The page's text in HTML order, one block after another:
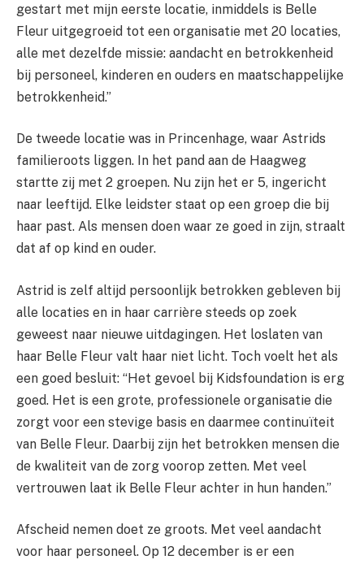
gestart met mijn eerste locatie, inmiddels is Belle
Fleur uitgegroeid tot een organisatie met 20 locaties,
alle met dezelfde missie: aandacht en betrokkenheid
bij personeel, kinderen en ouders en maatschappelijke
betrokkenheid.”
De tweede locatie was in Princenhage, waar Astrids
familieroots liggen. In het pand aan de Haagweg
startte zij met 2 groepen. Nu zijn het er 5, ingericht
naar leeftijd. Elke leidster staat op een groep die bij
haar past. Als mensen doen waar ze goed in zijn, straalt
dat af op kind en ouder.
Astrid is zelf altijd persoonlijk betrokken gebleven bij
alle locaties en in haar carrière steeds op zoek
geweest naar nieuwe uitdagingen. Het loslaten van
haar Belle Fleur valt haar niet licht. Toch voelt het als
een goed besluit: “Het gevoel bij Kidsfoundation is erg
goed. Het is een grote, professionele organisatie die
zorgt voor een stevige basis en daarmee continuïteit
van Belle Fleur. Daarbij zijn het betrokken mensen die
de kwaliteit van de zorg voorop zetten. Met veel
vertrouwen laat ik Belle Fleur achter in hun handen.”
Afscheid nemen doet ze groots. Met veel aandacht
voor haar personeel. Op 12 december is er een